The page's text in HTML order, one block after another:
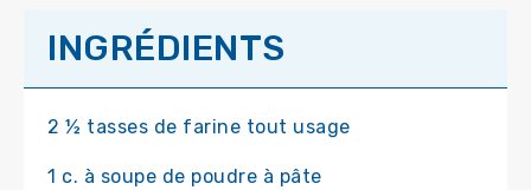
INGRÉDIENTS
2 ½ tasses de farine tout usage
1 c. à soupe de poudre à pâte